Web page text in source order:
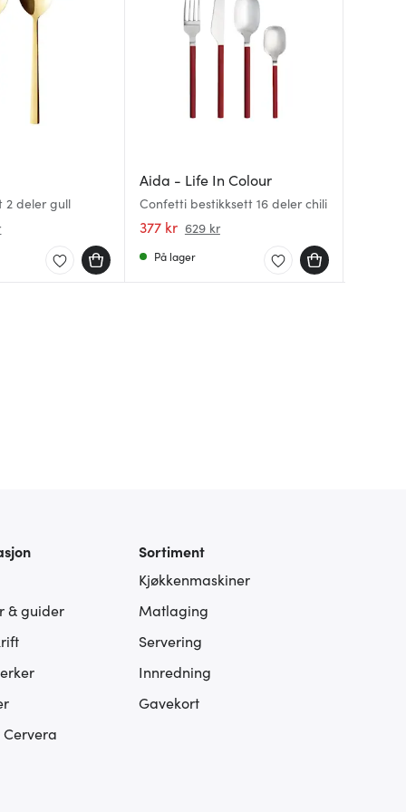
2 deler gull
Aida - Life In Colour
Confetti bestikksett 16 deler chili
377 kr 629 kr
På lager
& guider
Cervera
Sortiment
Kjøkkenmaskiner
Matlaging
Servering
Innredning
Gavekort